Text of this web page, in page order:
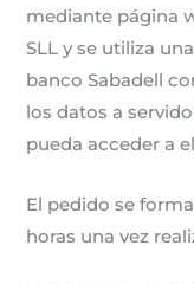
mediante página
SLL y se utiliza
banco Sabadell
los datos a
pueda acceder a
El pedido se
horas una vez